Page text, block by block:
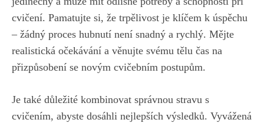
cvičení. Pamatujte si, ‌že ​trpělivost ​je klíčem k ⁢úspěchu
– žádný ⁢proces hubnutí ⁣není ​snadný a⁤ rychlý. Mějte
⁤realistická ⁢očekávání a věnujte svému⁣ tělu ‍čas na⁣
přizpůsobení⁣ se novým cvičebním postupům.
Je také důležité kombinovat ⁢správnou stravu s
cvičením, ⁤abyste ​dosáhli nejlepších ​výsledků. Vyvážená